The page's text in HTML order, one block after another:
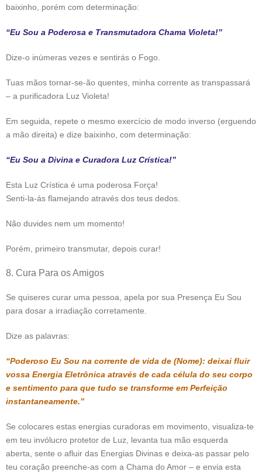
baixinho, porém com determinação:
“Eu Sou a Poderosa e Transmutadora Chama Violeta!”
Dize-o inúmeras vezes e sentirás o Fogo.
Tuas mãos tornar-se-ão quentes, minha corrente as transpassará
– a purificadora Luz Violeta!
Em seguida, repete o mesmo exercício de modo inverso (erguendo
a mão direita) e dize baixinho, com determinação:
“Eu Sou a Divina e Curadora Luz Crística!”
Esta Luz Crística é uma poderosa Força!
Senti-la-ás flamejando através dos teus dedos.
Não duvides nem um momento!
Porém, primeiro transmutar, depois curar!
8. Cura Para os Amigos
Se quiseres curar uma pessoa, apela por sua Presença Eu Sou
para dosar a irradiação corretamente.
Dize as palavras:
“Poderoso Eu Sou na corrente de vida de (Nome): deixai fluir
vossa Energia Eletrônica através de cada célula do seu corpo
e sentimento para que tudo se transforme em Perfeição
instantaneamente.”
Se colocares estas energias curadoras em movimento, visualiza-te
em teu invólucro protetor de Luz, levanta tua mão esquerda
aberta, sente o afluir das Energias Divinas e deixa-as passar pelo
teu coração preenche-as com a Chama do Amor – e envia esta